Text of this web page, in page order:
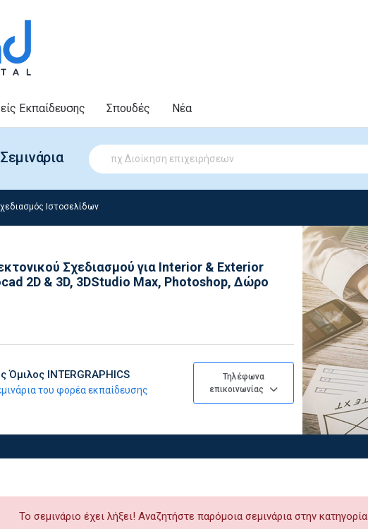
Εκπαίδευσης Σπουδές Νέα
Ιστοσελίδων
Σχεδιασμού για Interior & Exterior
2D & 3D, 3DStudio Max, Photoshop, Δώρο
Όμιλος INTERGRAPHICS
του φορέα εκπαίδευσης
Τηλέφωνα
επικοινωνίας
Το σεμινάριο έχει λήξει! Αναζητήστε παρόμοια σεμινάρια στην κατηγορία